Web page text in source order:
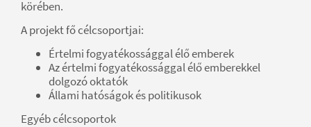
körében.
A projekt fő célcsoportjai:
Értelmi fogyatékossággal élő emberek
Az értelmi fogyatékossággal élő emberekkel
dolgozó oktatók
Állami hatóságok és politikusok
Egyéb célcsoportok